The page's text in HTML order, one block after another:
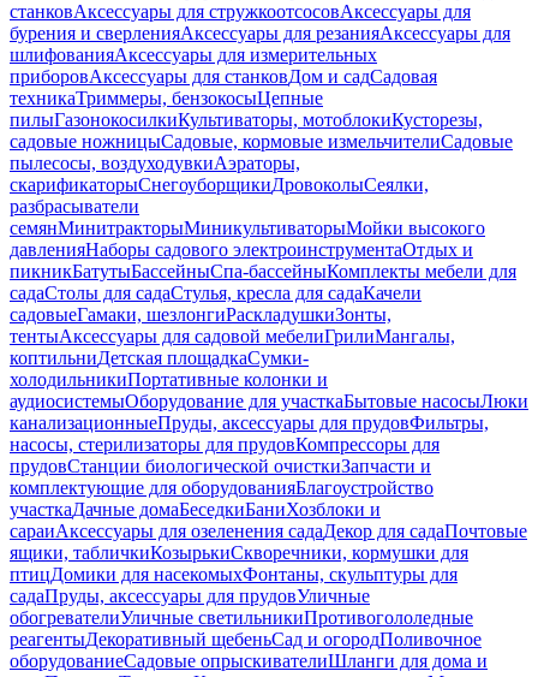
станковАксессуары для стружкоотсосовАксессуары для
бурения и сверленияАксессуары для резанияАксессуары для
шлифованияАксессуары для измерительных
приборовАксессуары для станковДом и садСадовая
техникаТриммеры, бензокосыЦепные
пилыГазонокосилкиКультиваторы, мотоблокиКусторезы,
садовые ножницыСадовые, кормовые измельчителиСадовые
пылесосы, воздуходувкиАэраторы,
скарификаторыСнегоуборщикиДровоколыСеялки,
разбрасыватели
семянМинитракторыМиникультиваторыМойки высокого
давленияНаборы садового электроинструментаОтдых и
пикникБатутыБассейныСпа-бассейныКомплекты мебели для
садаСтолы для садаСтулья, кресла для садаКачели
садовыеГамаки, шезлонгиРаскладушкиЗонты,
тентыАксессуары для садовой мебелиГрилиМангалы,
коптильниДетская площадкаСумки-
холодильникиПортативные колонки и
аудиосистемыОборудование для участкаБытовые насосыЛюки
канализационныеПруды, аксессуары для прудовФильтры,
насосы, стерилизаторы для прудовКомпрессоры для
прудовСтанции биологической очисткиЗапчасти и
комплектующие для оборудованияБлагоустройство
участкаДачные домаБеседкиБаниХозблоки и
сараиАксессуары для озеленения садаДекор для садаПочтовые
ящики, табличкиКозырькиСкворечники, кормушки для
птицДомики для насекомыхФонтаны, скульптуры для
садаПруды, аксессуары для прудовУличные
обогревателиУличные светильникиПротивогололедные
реагентыДекоративный щебеньСад и огородПоливочное
оборудованиеСадовые опрыскивателиШланги для дома и